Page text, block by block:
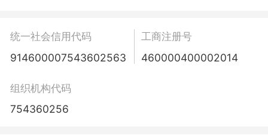
统一社会信用代码
914600007543602563
工商注册号
460000400002014
组织机构代码
754360256